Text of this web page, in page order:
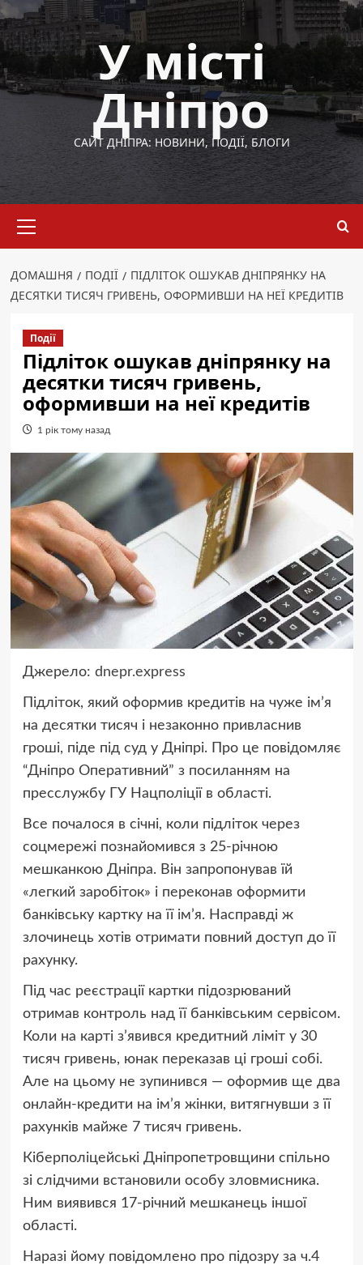
Перейти
до
вмісту
У місті
Дніпро
САЙТ ДНІПРА: НОВИНИ, ПОДІЇ, БЛОГИ
меню
ДОМАШНЯ ПОДІЇ
ПІДЛІТОК ОШУКАВ ДНІПРЯНКУ НА
ДЕСЯТКИ ТИСЯЧ ГРИВЕНЬ, ОФОРМИВШИ НА НЕЇ КРЕДИТІВ
Події
Підліток ошукав дніпрянку на
десятки тисяч гривень,
оформивши на неї кредитів
1 рік тому назад
Джерело: dnepr.express
Підліток, який оформив кредитів на чуже ім’я
на десятки тисяч і незаконно привласнив
гроші, піде під суд у Дніпрі. Про це повідомляє
“Дніпро Оперативний” з посиланням на
пресслужбу ГУ Нацполіції в області.
Все почалося в січні, коли підліток через
соцмережі познайомився з 25-річною
мешканкою Дніпра. Він запропонував їй
«легкий заробіток» і переконав оформити
банківську картку на її ім’я. Насправді ж
злочинець хотів отримати повний доступ до її
рахунку.
Під час реєстрації картки підозрюваний
отримав контроль над її банківським сервісом.
Коли на карті з’явився кредитний ліміт у 30
тисяч гривень, юнак переказав ці гроші собі.
Але на цьому не зупинився — оформив ще два
онлайн-кредити на ім’я жінки, витягнувши з її
рахунків майже 7 тисяч гривень.
Кіберполіцейські Дніпропетровщини спільно
зі слідчими встановили особу зловмисника.
Ним виявився 17-річний мешканець іншої
області.
Наразі йому повідомлено про підозру за ч.4